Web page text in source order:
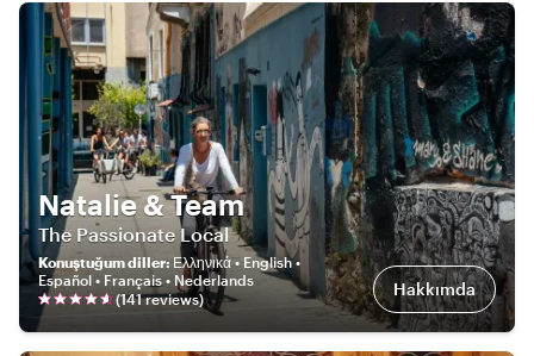
Natalie & Team
The Passionate Local
Konuştuğum diller: Ελληνικά • English •
Español • Français • Nederlands
(141reviews) Hakkımda